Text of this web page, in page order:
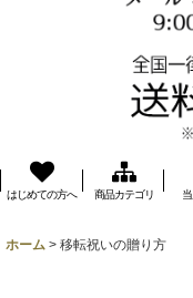
はじめての方へ 商品カテゴリ
ホーム > 移転祝いの贈り方